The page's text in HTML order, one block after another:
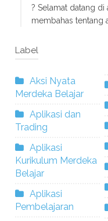
? Selamat datang di
membahas tentang
Label
Aksi Nyata
Merdeka Belajar
Aplikasi dan
Trading
Aplikasi
Kurikulum Merdeka
Belajar
Aplikasi
Pembelajaran